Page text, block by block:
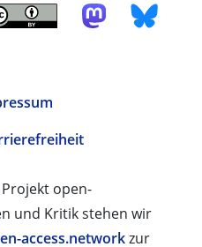
open-
und Kritik stehen wir
access.networkzur